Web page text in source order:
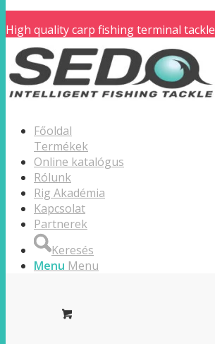
High quality carp fishing terminal tackle
Főoldal
Termékek
Online katalógus
Rólunk
Rig Akadémia
Kapcsolat
Partnerek
Keresés
Menu Menu